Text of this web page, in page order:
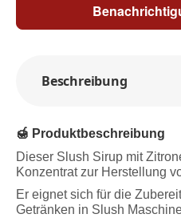
Beschreibung
🍯 Produktbeschreibung
Dieser Slush Sirup mit
Konzentrat zur Herstellung
Er eignet sich für die
Getränken in Slush